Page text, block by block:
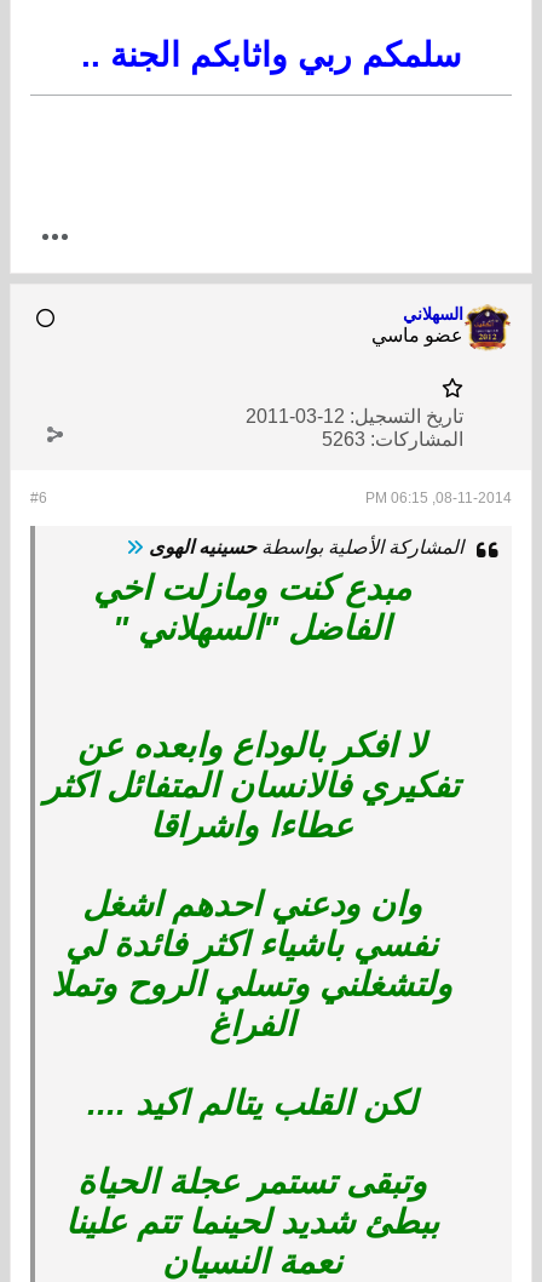
سلمكم ربي واثابكم الجنة ..
السهلاني
عضو ماسي
تاريخ التسجيل: 12-03-2011
المشاركات: 5263
#6 08-11-2014, 06:15 PM
المشاركة الأصلية بواسطةحسينيه الهوى
مبدع كنت ومازلت اخي
الفاضل "السهلاني "
لا افكر بالوداع وابعده عن
تفكيري فالانسان المتفائل اكثر
عطاءا واشراقا
وان ودعني احدهم اشغل
نفسي باشياء اكثر فائدة لي
ولتشغلني وتسلي الروح وتملا
الفراغ
لكن القلب يتالم اكيد ....
وتبقى تستمر عجلة الحياة
ببطئ شديد لحينما تتم علينا
نعمة النسيان